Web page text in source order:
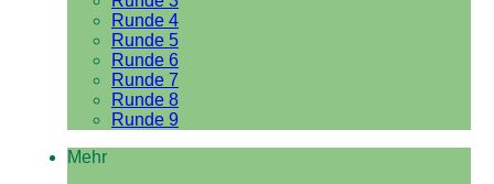
Runde 4
Runde 5
Runde 6
Runde 7
Runde 8
Runde 9
Mehr